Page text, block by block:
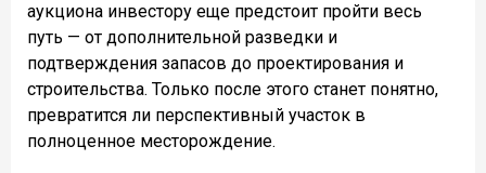
аукциона инвестору еще предстоит пройти весь
путь — от дополнительной разведки и
подтверждения запасов до проектирования и
строительства. Только после этого станет понятно,
превратится ли перспективный участок в
полноценное месторождение.